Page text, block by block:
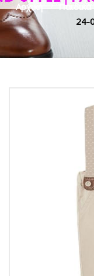
Αρχική > Παιδικά
24-